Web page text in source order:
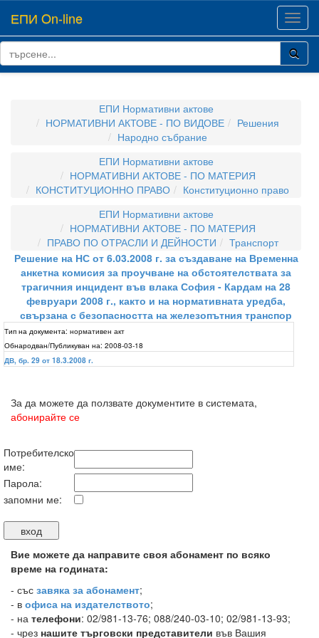
ЕПИ On-line
ЕПИ Нормативни актове
НОРМАТИВНИ АКТОВЕ - ПО ВИДОВЕ
Решения
Народно събрание
ЕПИ Нормативни актове
НОРМАТИВНИ АКТОВЕ - ПО МАТЕРИЯ
КОНСТИТУЦИОННО ПРАВО
Конституционно право
ЕПИ Нормативни актове
НОРМАТИВНИ АКТОВЕ - ПО МАТЕРИЯ
ПРАВО ПО ОТРАСЛИ И ДЕЙНОСТИ
Транспорт
Решение на НС от 6.03.2008 г. за създаване на Временна
анкетна комисия за проучване на обстоятелствата за
трагичния инцидент във влака София - Кардам на 28
февруари 2008 г., както и на нормативната уредба,
свързана с безопасността на железопътния транспор
Тип на документа: нормативен акт
Обнародван/Публикуван на: 2008-03-18
ДВ, бр. 29 от 18.3.2008 г.
За да можете да ползвате документите в системата,
абонирайте се
Потребителско
име:
Парола:
запомни ме:
Вие можете да направите своя абонамент по всяко
време на годината:
- със завяка за абонамент;
- в офиса на издателството;
- на телефони: 02/981-13-76; 088/240-03-10; 02/981-13-93;
- чрез нашите търговски представители във Вашия